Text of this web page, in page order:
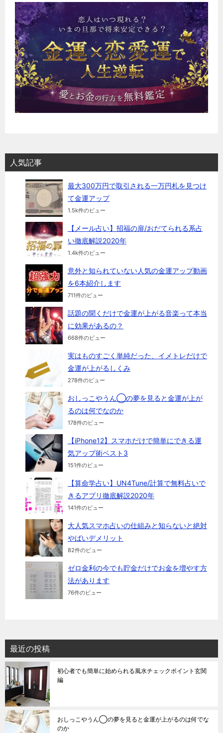
人気記事
最大300万円で取引される一万円札を見つけ
て金運アップ
1.5k件のビュー
【メール占い】招福の扉/おだてられる系占
い徹底解説2020年
1.4k件のビュー
意外と知られていない人気の金運アップ動画
を6本紹介します
711件のビュー
話題の聞くだけで金運が上がる音楽って本当
に効果があるの？
668件のビュー
実はものすごく単純だった、イメトレだけで
金運が上がるしくみ
278件のビュー
おしっこやうん◯の夢を見ると金運が上が
るのは何でなのか
178件のビュー
【iPhone12】スマホだけで簡単にできる運
気アップ術ベスト3
151件のビュー
【算命学占い】UN4Tune/計算で無料占いで
きるアプリ徹底解説2020年
141件のビュー
大人気スマホ占いの仕組みと知らないと絶対
やばいデメリット
82件のビュー
ゼロ金利の今でも貯金だけでお金を増やす方
法があります
76件のビュー
最近の投稿
初心者でも簡単に始められる風水チェックポイント玄関
編
おしっこやうん◯の夢を見ると金運が上がるのは何でな
のか